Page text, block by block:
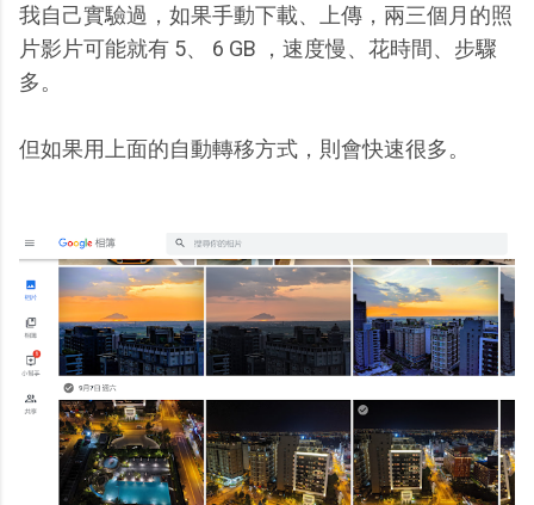
我自己實驗過，如果手動下載、上傳，兩三個月的照
片影片可能就有 5、 6 GB ，速度慢、花時間、步驟
多。
但如果用上面的自動轉移方式，則會快速很多。